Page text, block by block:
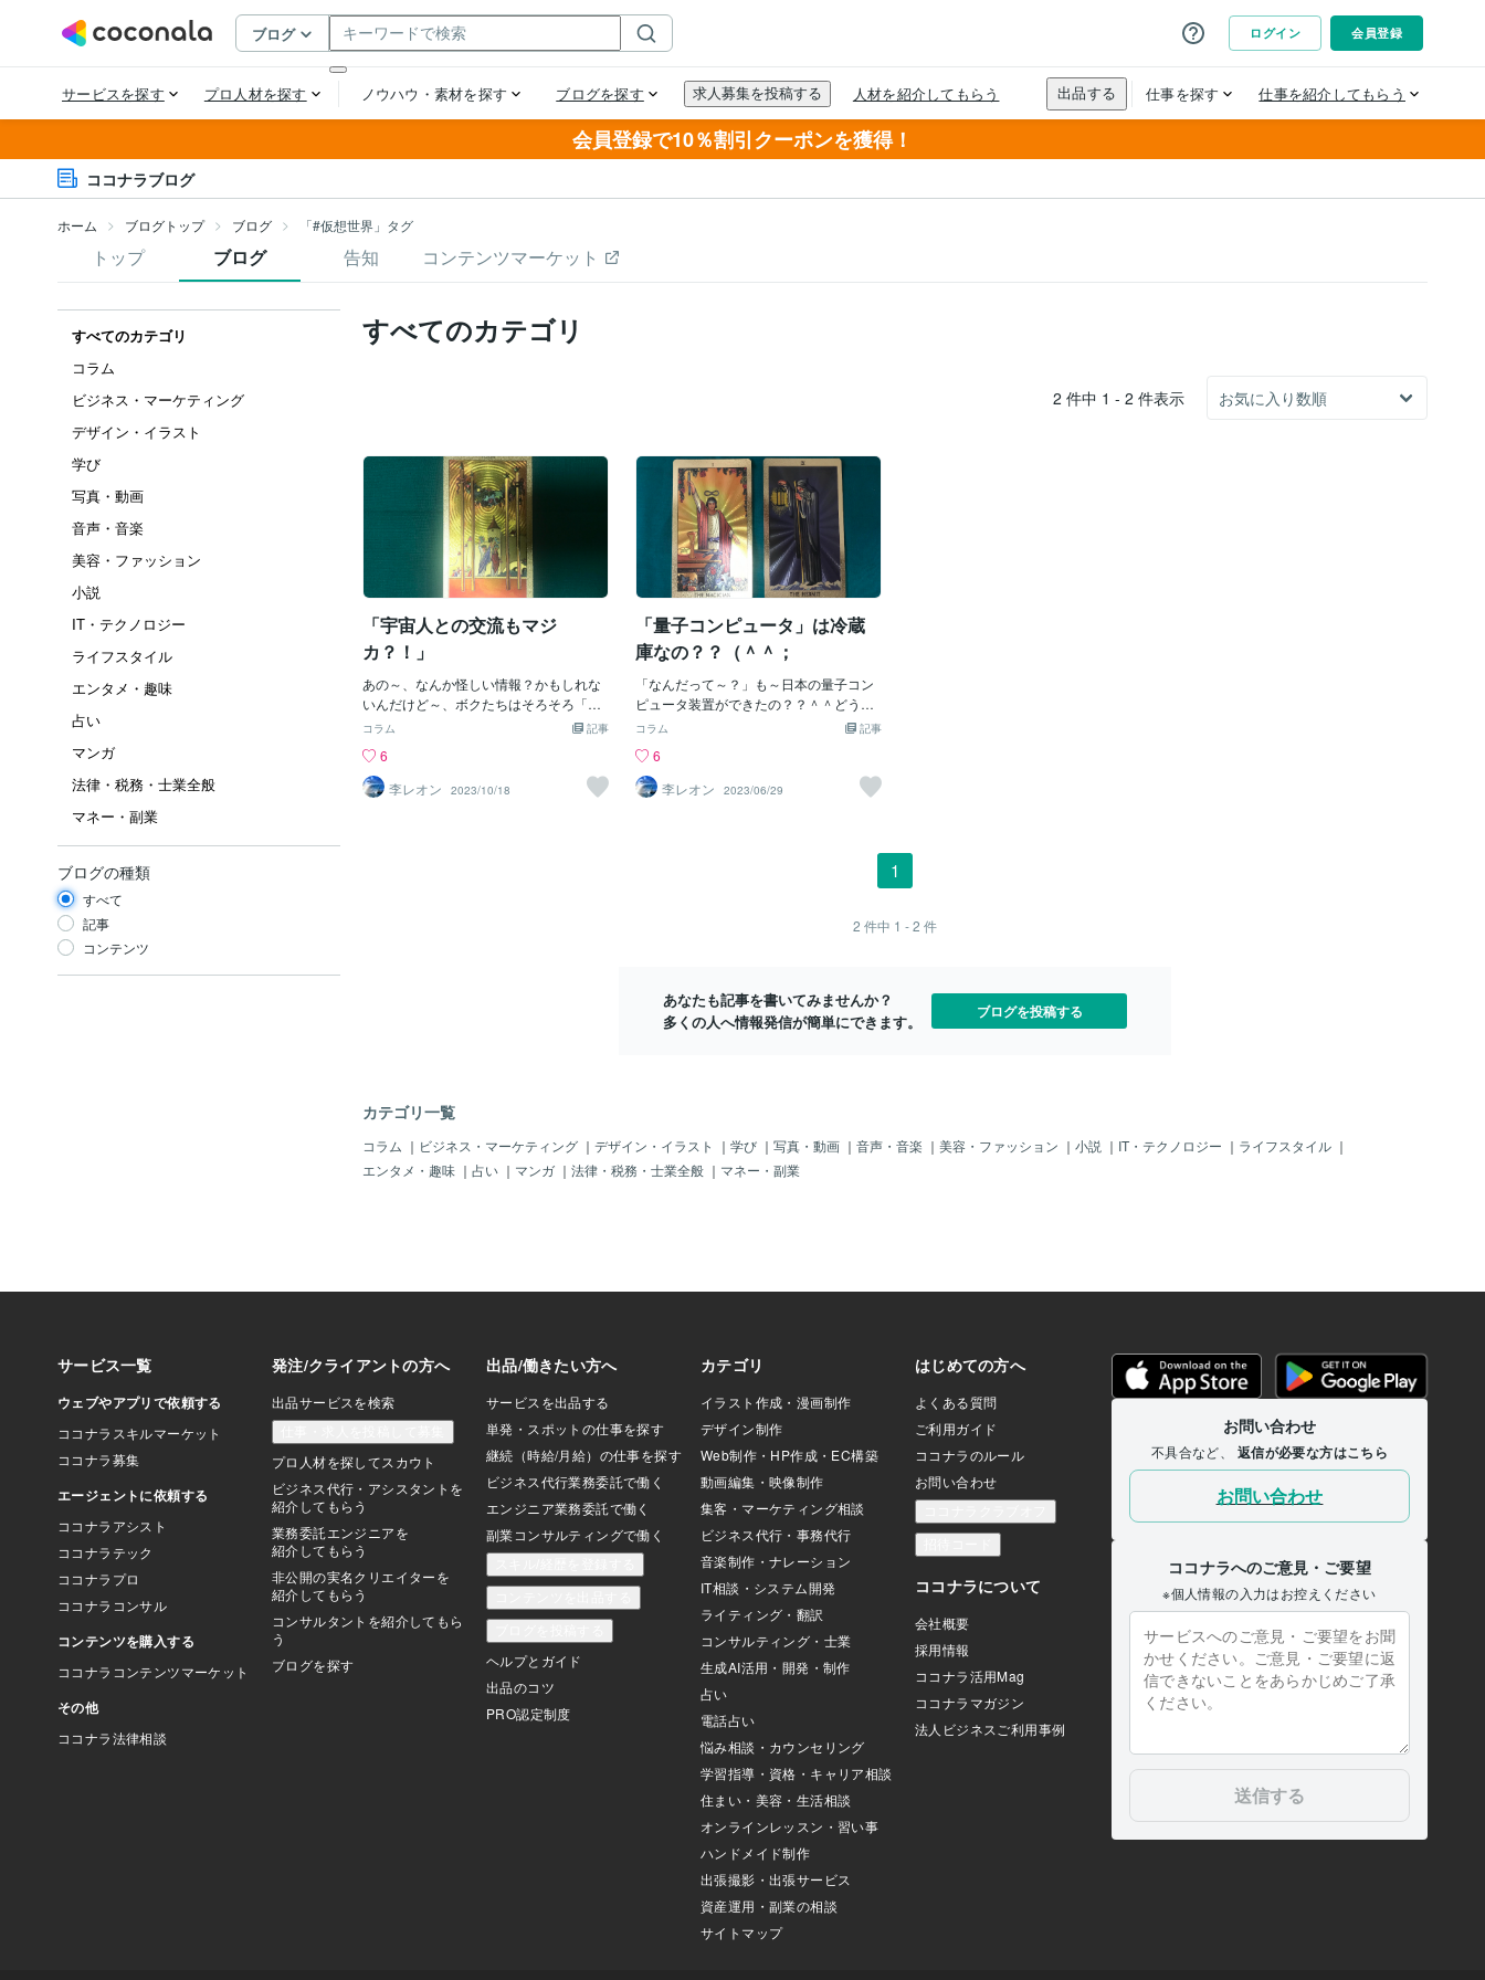
会員登録で10％割引クーポンを獲得！
ココナラブログ
ホーム ブログトップ ブログ 「#仮想世界」タグ
トップ ブログ 告知 コンテンツマーケット
すべてのカテゴリ
コラム
ビジネス・マーケティング
デザイン・イラスト
学び
写真・動画
音声・音楽
美容・ファッション
小説
IT・テクノロジー
ライフスタイル
エンタメ・趣味
占い
マンガ
法律・税務・士業全般
マネー・副業
ブログの種類
すべて
記事
コンテンツ
すべてのカテゴリ
2 件中 1 - 2 件表示
「宇宙人との交流もマジ
カ？！」
あの～、なんか怪しい情報？かもしれな
いんだけど～、ボクたちはそろそろ「宇
宙人」と交流できるそ～じゃ！？え？ホ
さんじゃけど、彼女は「レイキ指導者」
でもあり「女医」や「実業家」もやって
いるマルチ女性じゃ。しかも政界や実業
国々が別に「極秘扱い」なんてしなくて
イイじゃん。アホかっ！？(^^；まあ、あ
の「元CIAの諜報員・スノーデン」もロ
シアに一応、亡命したけど、彼ももちろ
ん「異星人？」とか「人類の未来人？」
思ってますぅ～。だから「痛い！」とか
「愛する！」、「憎む！」とかね～、色
んな「感覚、感情」を体験するための
「体験施設＝偽地球」じゃないのかしら
ん。なぜ「体験」が必要なのか
記事
コラム
6
李レオン
2023/10/18
「量子コンピュータ」は冷蔵
庫なの？？（＾＾；
「なんだって～？」も～日本の量子コン
ピュータ装置ができたの？？＾＾どうや
らよく映像で観る「とっても冷えてる管
～？）」を使ってやると「ノイズ」って
いう雑音？みたいなものがとっても少な
くて？、量子ちゃんが超高速で動き「ス
「絶対に解けない暗号解読とか、安全対
ョンとか？？」＾＾；「あの（コロナワ
クチン）なんかのとても長い検証が必要
現するんじゃ～ないかな？（（ヒトの存
在価値って、なんじゃろか？！））まさ
か・・・ヒトって・・・「量子の
迎えているよ～じゃ。。。ではこのへん
で。。。(^^i never surprise to hear anyt
hing anymore...
記事
コラム
6
李レオン
2023/06/29
1
2 件中 1 - 2 件
あなたも記事を書いてみませんか？
多くの人へ情報発信が簡単にできます。
ブログを投稿する
カテゴリ一覧
コラム ｜ ビジネス・マーケティング ｜ デザイン・イラスト ｜ 学び ｜ 写真・動画 ｜ 音声・音楽 ｜ 美容・ファッション ｜ 小説 ｜ IT・テクノロジー ｜ ライフスタイル ｜
エンタメ・趣味 ｜ 占い ｜ マンガ ｜ 法律・税務・士業全般 ｜ マネー・副業